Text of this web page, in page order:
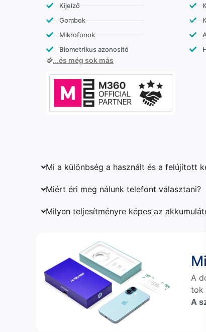
Kijelző
Gombok
Mikrofonok
Biometrikus azonosító
...és még sok más
Mi a különbség a használt és a felújított
Miért éri meg nálunk telefont választani?
Milyen teljesítményre képes az
A
tok
A